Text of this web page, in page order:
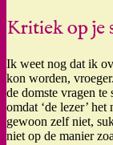
Kritiek op je
Ik weet nog dat ik
kon worden,
de domste vragen te
omdat ‘de lezer’
gewoon zelf niet,
niet op de manier